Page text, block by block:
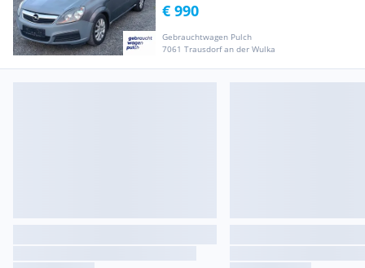
Gebrauchtwagen Pulch
7061 Trausdorf an der Wulka
€ 990